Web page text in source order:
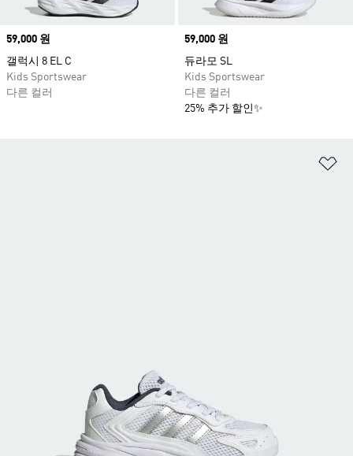
Price
59,000 원
갤럭시 8 EL C
Kids Sportswear
다른 컬러
Price
59,000 원
듀라모 SL
Kids Sportswear
다른 컬러
25% 추가 할인✨